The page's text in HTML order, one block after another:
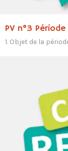
PV n°3
1. Objet de la